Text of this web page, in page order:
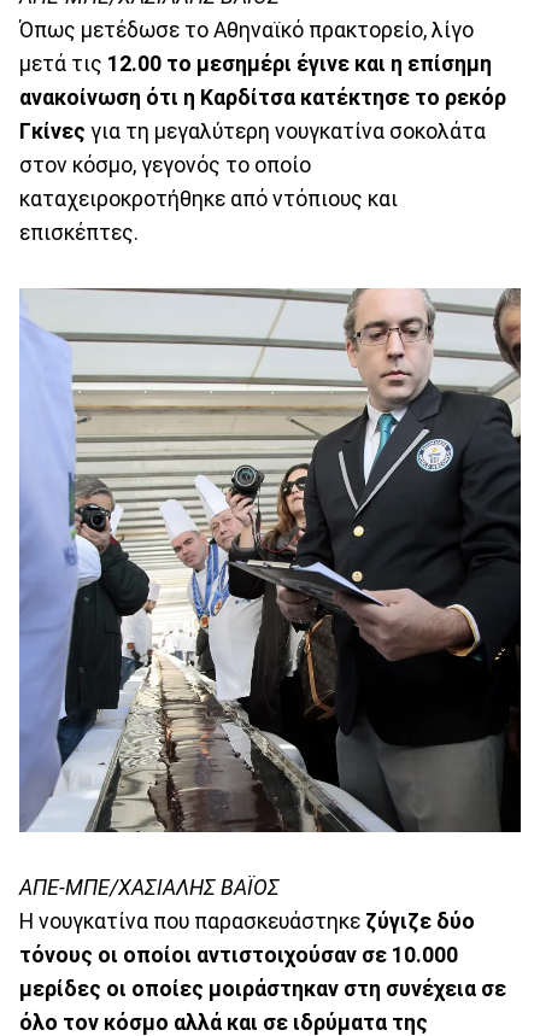
Όπως μετέδωσε το Αθηναϊκό πρακτορείο, λίγο
μετά τις 12.00 το μεσημέρι έγινε και η επίσημη
ανακοίνωση ότι η Καρδίτσα κατέκτησε το ρεκόρ
Γκίνες για τη μεγαλύτερη νουγκατίνα σοκολάτα
στον κόσμο, γεγονός το οποίο
καταχειροκροτήθηκε από ντόπιους και
επισκέπτες.
ΑΠΕ-ΜΠΕ/ΧΑΣΙΑΛΗΣ ΒΑΪΟΣ
Η νουγκατίνα που παρασκευάστηκε ζύγιζε δύο
τόνους οι οποίοι αντιστοιχούσαν σε 10.000
μερίδες οι οποίες μοιράστηκαν στη συνέχεια σε
όλο τον κόσμο αλλά και σε ιδρύματα της